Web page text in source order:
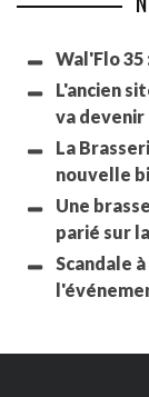
Wal'Flo 35
L'ancien
va devenir
La
nouvelle
Une
parié sur
Scandale